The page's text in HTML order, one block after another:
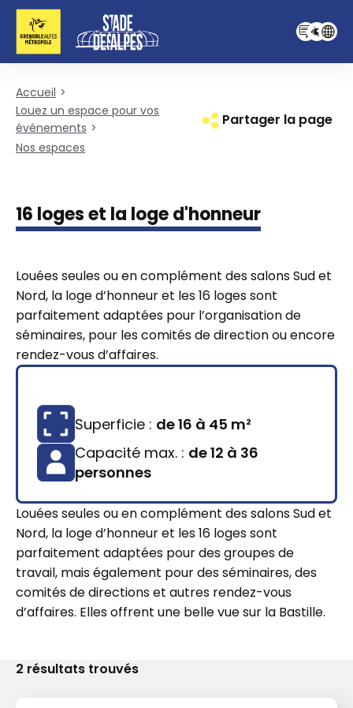
Accueil
Louez un espace pour vos
événements
Nos espaces
Partager la page
16 loges et la loge d'honneur
Louées seules ou en complément des salons Sud et
Nord, la loge d’honneur et les 16 loges sont
parfaitement adaptées pour l’organisation de
séminaires, pour les comités de direction ou encore
rendez-vous d’affaires.
Superficie : de 16 à 45 m²
Capacité max. : de 12 à 36
personnes
Louées seules ou en complément des salons Sud et
Nord, la loge d’honneur et les 16 loges sont
parfaitement adaptées pour des groupes de
travail, mais également pour des séminaires, des
comités de directions et autres rendez-vous
d’affaires. Elles offrent une belle vue sur la Bastille.
2 résultats trouvés
Panneau de gestion des cookies